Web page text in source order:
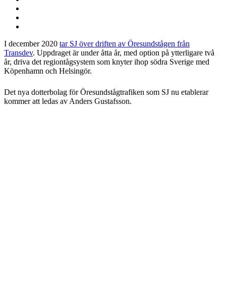
I december 2020 tar SJ över driften av Öresundstågen från
Transdev. Uppdraget är under åtta år, med option på ytterligare två
år, driva det regiontågsystem som knyter ihop södra Sverige med
Köpenhamn och Helsingör.
Det nya dotterbolag för Öresundstågtrafiken som SJ nu etablerar
kommer att ledas av Anders Gustafsson.